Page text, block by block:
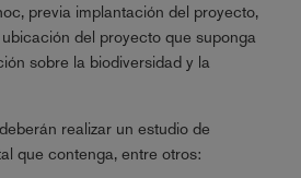
previa implantación del proyecto,
del proyecto que suponga
sobre la biodiversidad y la
realizar un estudio de
que contenga, entre otros: